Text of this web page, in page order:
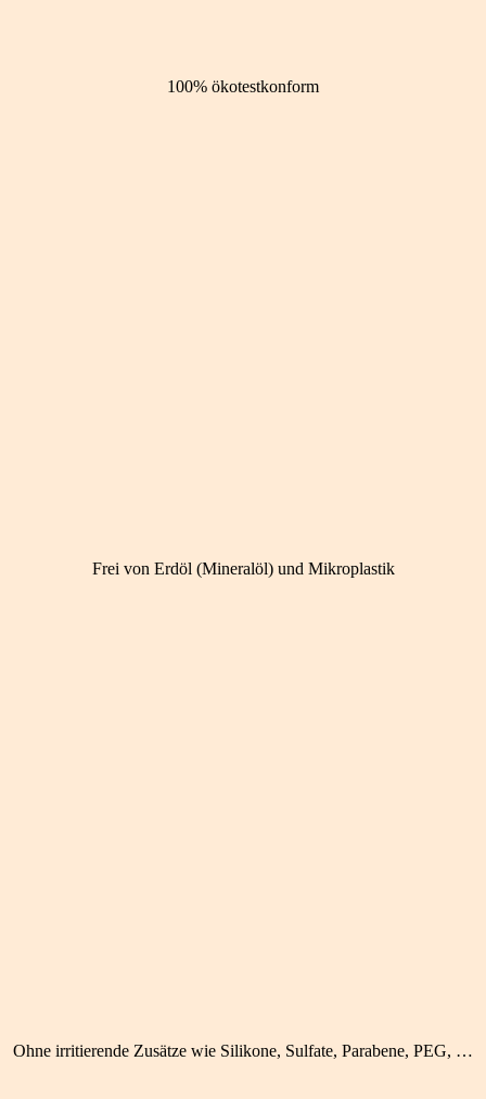
100% ökotestkonform
Frei von Erdöl (Mineralöl) und Mikroplastik
Ohne irritierende Zusätze wie Silikone, Sulfate, Parabene, PEG, …